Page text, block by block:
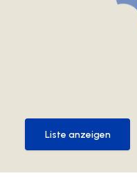
Liste anzeigen
Liste anzeigen